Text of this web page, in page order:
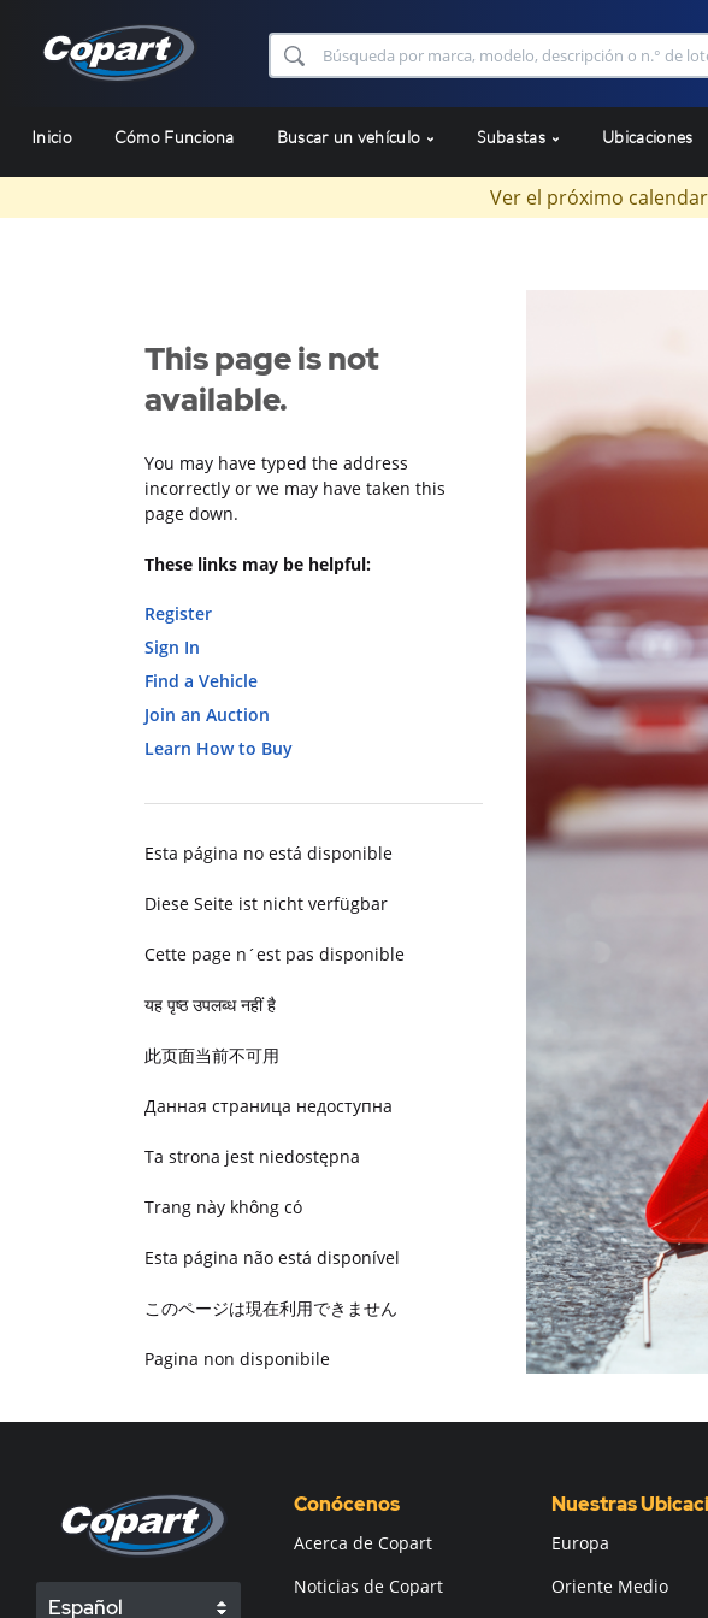
Inicio Cómo Funciona Buscar un vehículo Subastas Ubicaciones
Ver el próximo
This page is not
available.
You may have typed the address
incorrectly or we may have taken this
page down.
These links may be helpful:
Register
Sign In
Find a Vehicle
Join an Auction
Learn How to Buy
Esta página no está disponible
Diese Seite ist nicht verfügbar
Cette page n´est pas disponible
यह पृष्ठ उपलब्ध नहीं है
此页面当前不可用
Данная страница недоступна
Ta strona jest niedostępna
Trang này không có
Esta página não está disponível
このページは現在利用できません
Pagina non disponibile
Español
Conócenos
Acerca de Copart
Noticias de Copart
Nuestras
Europa
Oriente Medio